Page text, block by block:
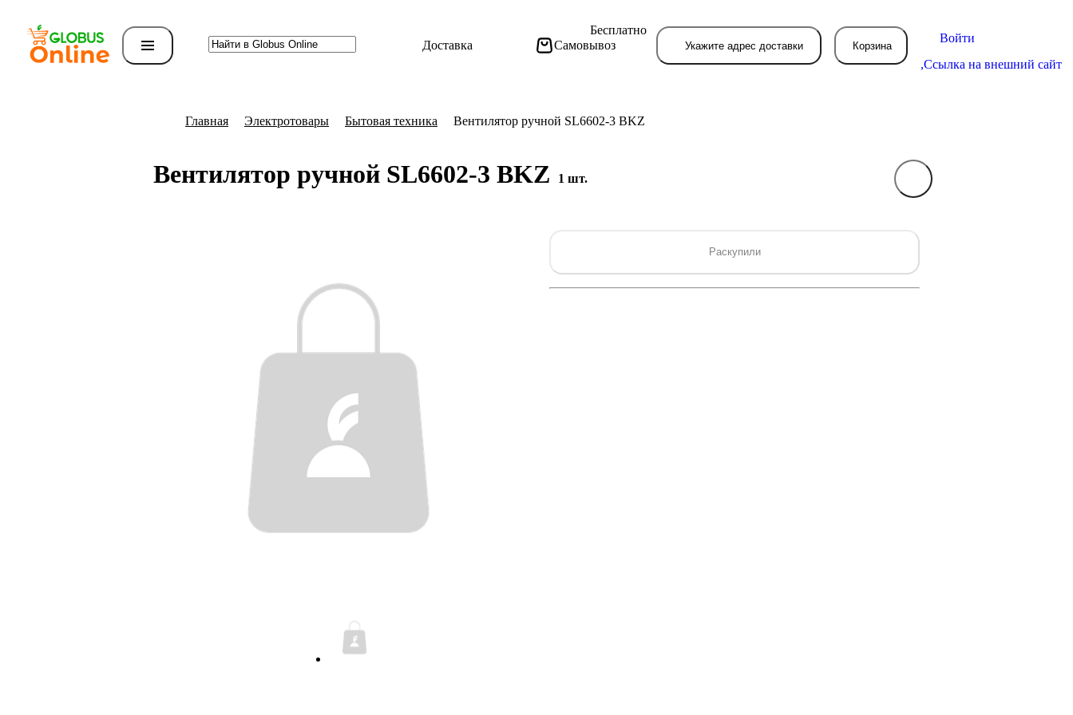
Доставка Самовывоз
Бесплатно
Укажите адрес доставки Корзина
Войти
,Ссылка на внешний сайт
Главная Электротовары Бытовая техника Вентилятор ручной SL6602-3 BKZ
Вентилятор ручной SL6602-3 BKZ 1 шт.
Раскупили